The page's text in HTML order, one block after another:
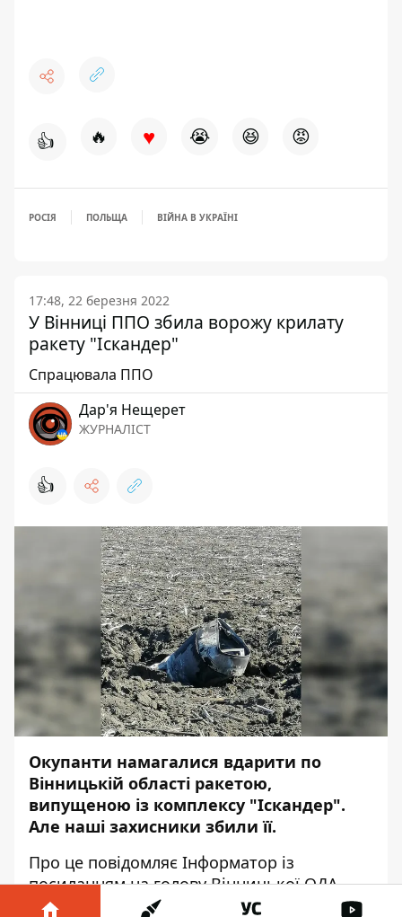
👍 🔥 ♥ 😭 😆 😡
РОСІЯ ПОЛЬЩА ВІЙНА В УКРАЇНІ
17:48, 22 березня 2022
У Вінниці ППО збила ворожу крилату
ракету "Іскандер"
Спрацювала ППО
Дар'я Нещерет
ЖУРНАЛІСТ
👍
Окупанти намагалися вдарити по
Вінницькій області ракетою,
випущеною із комплексу "Іскандер".
Але наші захисники збили її.
Про це повідомляє Інформатор із
посиланням наголову Вінницької ОДА
Сергія Борзова.